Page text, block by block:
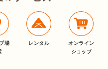
場
レンタル
オンライン
ショップ